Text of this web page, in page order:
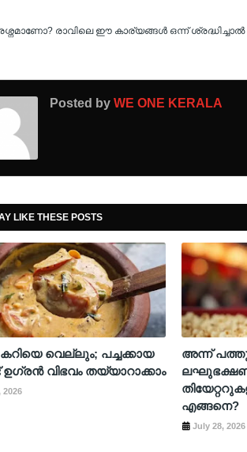
രാവിലെ ഈ കാര്യങ്ങൾ ഒന്ന് ശ്രദ്ധിച്ചാൽ
Posted by WE ONE KERALA
LIKE THESE POSTS
കറിയെ വെല്ലും; പച്ചക്കായ
വിഭവം തയ്യാറാക്കാം
2026
അന്ന്
എങ്ങനെ?
July 28, 2026